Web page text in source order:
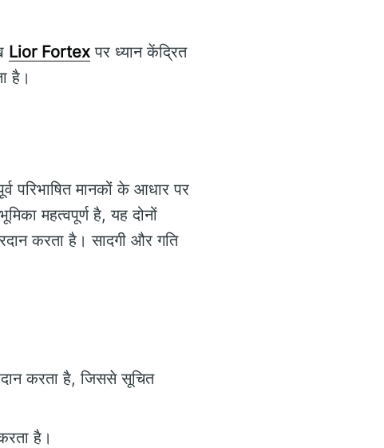
Lior Fortex पर ध्यान केंद्रित
है।
परिभाषित मानकों के आधार पर
महत्वपूर्ण है, यह दोनों
करता है। सादगी और गति
करता है, जिससे सूचित
है।